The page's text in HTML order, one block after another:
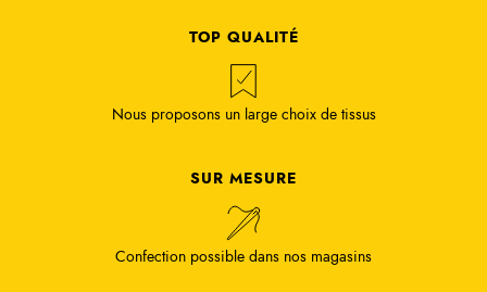
TOP QUALITÉ
Nous proposons un large choix de tissus
SUR MESURE
Confection possible dans nos magasins